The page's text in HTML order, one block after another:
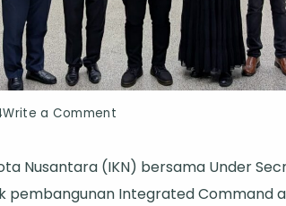
Write a Commenton
Proyek
Pembangunan
Nusantara (IKN) bersama Under
pembangunan Integrated Command